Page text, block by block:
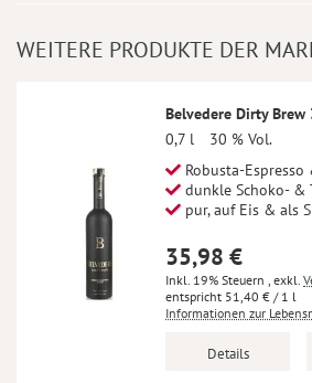
WEITERE PRODUKTE DER
Belvedere Dirty Brew
0,7 l
30 % Vol.
Robusta-
dunkle Schoko- &
pur, auf Eis & als
35,98 €
Inkl. 19% Steuern exkl.
51,40 € / 1 l
Informationen zur
Details